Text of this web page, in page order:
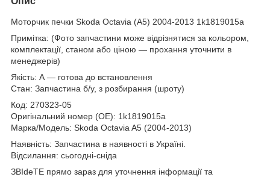
Моторчик печки Skoda Octavia (A5) 2004-2013 1k1819015a
Примітка: (Фото запчастини може відрізнятися за кольором,
комплектації, станом або ціною — прохання уточнити в
менеджерів)
Якість: А — готова до встановлення
Стан: Запчастина б/у, з розбирання (шроту)
Код: 270323-05
Оригінальний номер (ОЕ): 1k1819015a
Марка/Модель: Skoda Octavia A5 (2004-2013)
Наявність: Запчастина в наявності в Україні.
Відсилання: сьогодні-сніда
ЗВІdeТЕ прямо зараз для уточнення інформації та